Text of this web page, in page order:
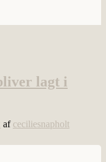
lagt i
af ceciliesnapholt